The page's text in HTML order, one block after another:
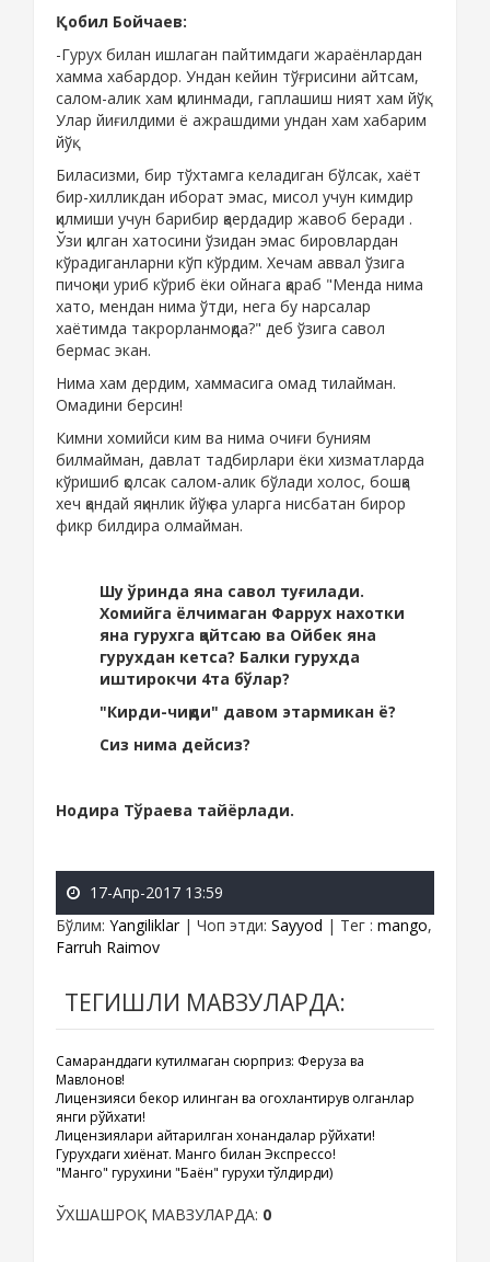
Қобил Бойчаев:
-Гурух билан ишлаган пайтимдаги жараёнлардан
хамма хабардор. Ундан кейин тўғрисини айтсам,
салом-алик хам қилинмади, гаплашиш ният хам йўқ.
Улар йиғилдими ё ажрашдими ундан хам хабарим
йўқ.
Биласизми, бир тўхтамга келадиган бўлсак, хаёт
бир-хилликдан иборат эмас, мисол учун кимдир
қилмиши учун барибир қаердадир жавоб беради .
Ўзи қилган хатосини ўзидан эмас бировлардан
кўрадиганларни кўп кўрдим. Хечам аввал ўзига
пичоқни уриб кўриб ёки ойнага қараб "Менда нима
хато, мендан нима ўтди, нега бу нарсалар
хаётимда такрорланмоқда?" деб ўзига савол
бермас экан.
Нима хам дердим, хаммасига омад тилайман.
Омадини берсин!
Кимни хомийси ким ва нима очиғи буниям
билмайман, давлат тадбирлари ёки хизматларда
кўришиб қолсак салом-алик бўлади холос, бошқа
хеч қандай яқинлик йўқ ва уларга нисбатан бирор
фикр билдира олмайман.
Шу ўринда яна савол туғилади.
Хомийга ёлчимаган Фаррух нахотки
яна гурухга қайтсаю ва Ойбек яна
гурухдан кетса? Балки гурухда
иштирокчи 4та бўлар?
"Кирди-чиқди" давом этармикан ё?
Сиз нима дейсиз?
Нодира Тўраева тайёрлади.
17-Апр-2017 13:59
Бўлим: Yangiliklar| Чоп этди: Sayyod | Тег : mango,
Farruh Raimov
ТЕГИШЛИ МАВЗУЛАРДА:
Самарқанддаги кутилмаган сюрприз: Феруза ва
Мавлонов!
Лицензияси бекор қилинган ва огохлантирув олганлар
янги рўйхати!
Лицензиялари қайтарилган хонандалар рўйхати!
Гурухдаги хиёнат. Манго билан Экспрессо!
"Манго" гурухини "Баён" гурухи тўлдирди)
ЎХШАШРОҚ МАВЗУЛАРДА: 0